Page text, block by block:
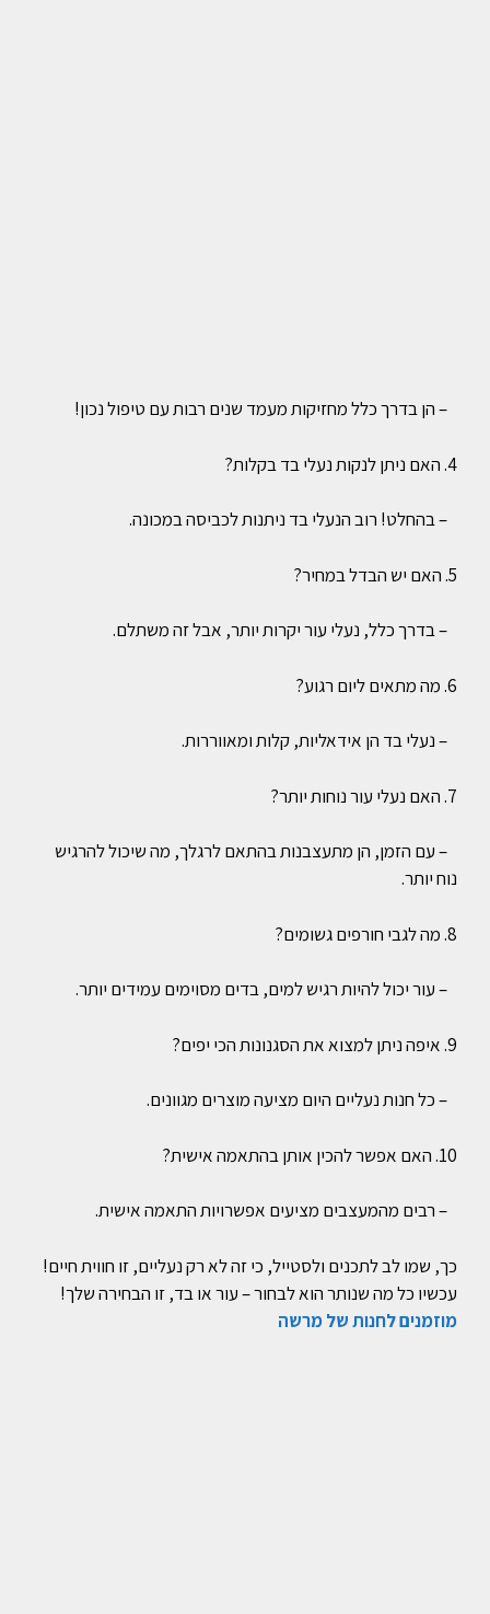
– הן בדרך כלל מחזיקות מעמד שנים רבות עם טיפול נכון!
4. האם ניתן לנקות נעלי בד בקלות?
– בהחלט! רוב הנעלי בד ניתנות לכביסה במכונה.
5. האם יש הבדל במחיר?
– בדרך כלל, נעלי עור יקרות יותר, אבל זה משתלם.
6. מה מתאים ליום רגוע?
– נעלי בד הן אידאליות, קלות ומאווררות.
7. האם נעלי עור נוחות יותר?
– עם הזמן, הן מתעצבנות בהתאם לרגלך, מה שיכול להרגיש
נוח יותר.
8. מה לגבי חורפים גשומים?
– עור יכול להיות רגיש למים, בדים מסוימים עמידים יותר.
9. איפה ניתן למצוא את הסגנונות הכי יפים?
– כל חנות נעליים היום מציעה מוצרים מגוונים.
10. האם אפשר להכין אותן בהתאמה אישית?
– רבים מהמעצבים מציעים אפשרויות התאמה אישית.
כך, שמו לב לתכנים ולסטייל, כי זה לא רק נעליים, זו חווית חיים!
עכשיו כל מה שנותר הוא לבחור – עור או בד, זו הבחירה שלך!
מוזמנים לחנות של מרשה